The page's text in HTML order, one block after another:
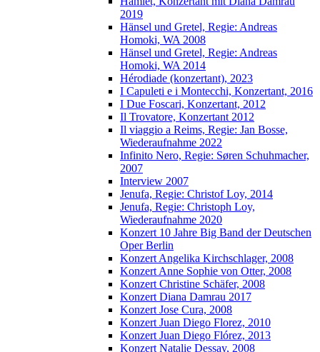
2019
Hänsel und Gretel, Regie: Andreas
Homoki, WA 2008
Hänsel und Gretel, Regie: Andreas
Homoki, WA 2014
Hérodiade (konzertant), 2023
I Capuleti e i Montecchi, Konzertant, 2016
I Due Foscari, Konzertant, 2012
Il Trovatore, Konzertant 2012
Il viaggio a Reims, Regie: Jan Bosse,
Wiederaufnahme 2022
Infinito Nero, Regie: Søren Schuhmacher,
2007
Interview 2007
Jenufa, Regie: Christof Loy, 2014
Jenufa, Regie: Christoph Loy,
Wiederaufnahme 2020
Konzert 10 Jahre Big Band der Deutschen
Oper Berlin
Konzert Angelika Kirchschlager, 2008
Konzert Anne Sophie von Otter, 2008
Konzert Christine Schäfer, 2008
Konzert Diana Damrau 2017
Konzert Jose Cura, 2008
Konzert Juan Diego Florez, 2010
Konzert Juan Diego Flórez, 2013
Konzert Natalie Dessay, 2008